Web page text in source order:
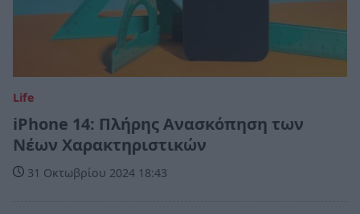
Life
iPhone 14: Πλήρης Ανασκόπηση των
Νέων Χαρακτηριστικών
31 Οκτωβρίου 2024 18:43